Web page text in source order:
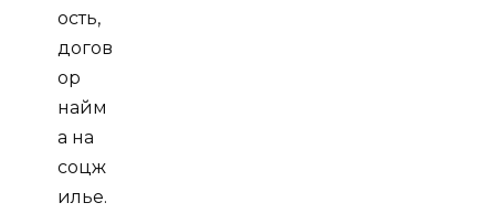
ость,
догов
ор
найм
а на
соцж
илье.